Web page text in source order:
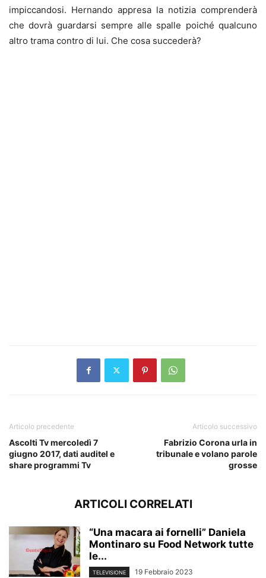
impiccandosi. Hernando appresa la notizia comprenderà
che dovrà guardarsi sempre alle spalle poiché qualcuno
altro trama contro di lui. Che cosa succederà?
Articolo precedente
Ascolti Tv mercoledì 7
giugno 2017, dati auditel e
share programmi Tv
Articolo successivo
Fabrizio Corona urla in
tribunale e volano parole
grosse
ARTICOLI CORRELATI
“Una macara ai fornelli” Daniela
Montinaro su Food Network tutte
le...
TELEVISIONE 19 Febbraio 2023